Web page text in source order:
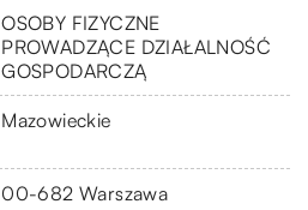
OSOBY FIZYCZNE
PROWADZĄCE DZIAŁALNOŚĆ
GOSPODARCZĄ
Mazowieckie
00-682 Warszawa